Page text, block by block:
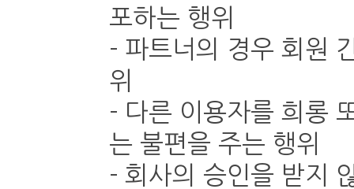
포하는 행위
- 파트너의 경우 회원
위
- 다른 이용자를 희롱
는 불편을 주는 행위
- 회사의 승인을 받지